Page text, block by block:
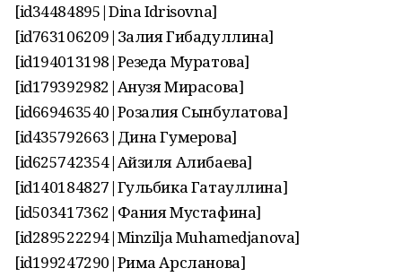
[id34484895|Dina Idrisovna]
[id763106209|Залия Гибадуллина]
[id194013198|Резеда Муратова]
[id179392982|Анузя Мирасова]
[id669463540|Розалия Сынбулатова]
[id435792663|Дина Гумерова]
[id625742354|Айзиля Алибаева]
[id140184827|Гульбика Гатауллина]
[id503417362|Фания Мустафина]
[id289522294|Minzilja Muhamedjanova]
[id199247290|Рима Арсланова]